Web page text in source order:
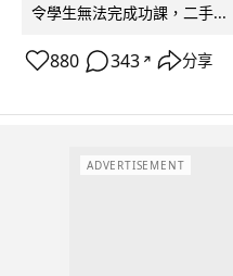
令學生無法完成功課，二手...
880 343 ↗ 分享
ADVERTISEMENT